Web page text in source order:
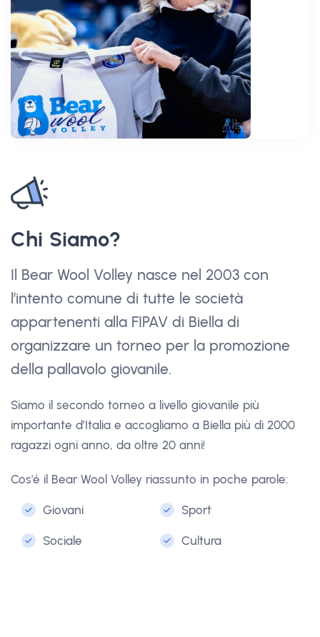
Chi Siamo?
Il Bear Wool Volley nasce nel 2003 con
l’intento comune di tutte le società
appartenenti alla FIPAV di Biella di
organizzare un torneo per la promozione
della pallavolo giovanile.
Siamo il secondo torneo a livello giovanile più
importante d’Italia e accogliamo a Biella più di 2000
ragazzi ogni anno, da oltre 20 anni!
Cos'é il Bear Wool Volley riassunto in poche parole:
Giovani Sport
Sociale Cultura